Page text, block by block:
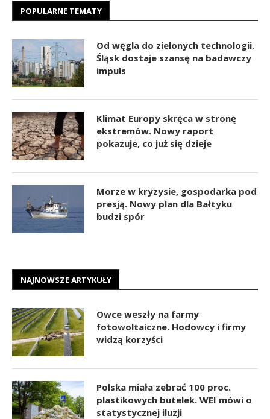
POPULARNE TEMATY
Od węgla do zielonych technologii.
Śląsk dostaje szansę na badawczy
impuls
Klimat Europy skręca w stronę
ekstremów. Nowy raport
pokazuje, co już się dzieje
Morze w kryzysie, gospodarka pod
presją. Nowy plan dla Bałtyku
budzi spór
NAJNOWSZE ARTYKUŁY
Owce weszły na farmy
fotowoltaiczne. Hodowcy i firmy
widzą korzyści
Polska miała zebrać 100 proc.
plastikowych butelek. WEI mówi o
statystycznej iluzji